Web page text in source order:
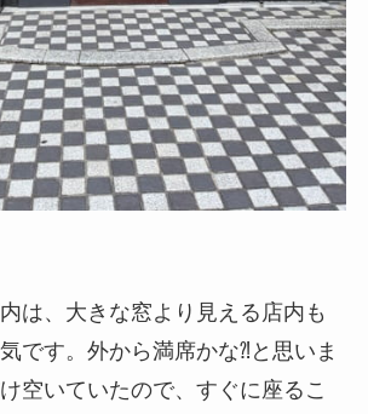
は、大きな窓より見える店内も
です。外から満席かな⁈と思いま
空いていたので、すぐに座るこ